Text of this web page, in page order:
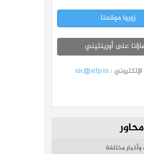
زوروا موقعنا
على أورينتيني
:
uic@atfp.tn
مختلفة